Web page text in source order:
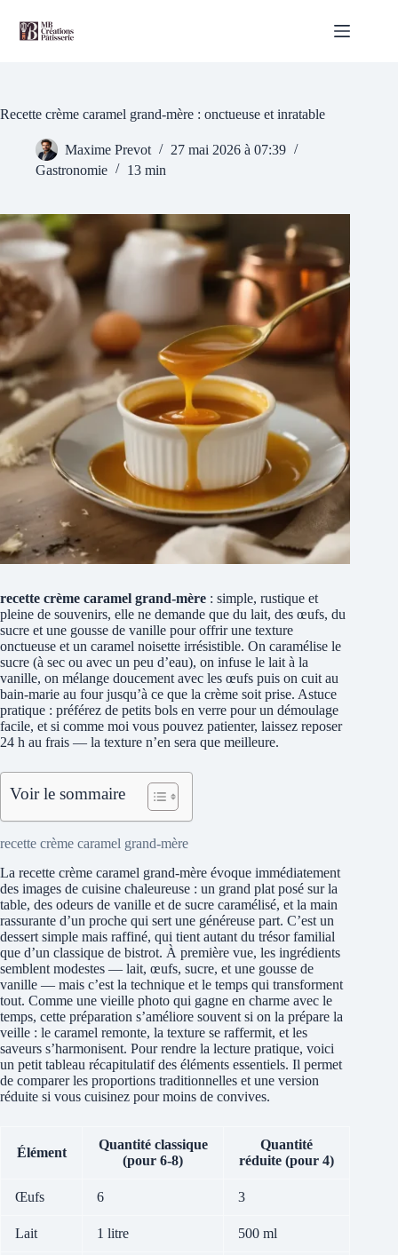
contenu
Recette crème caramel grand-mère : onctueuse et inratable
Maxime Prevot
27 mai 2026 à 07:39
Gastronomie
13 min
recette crème caramel grand-mère : simple, rustique et
pleine de souvenirs, elle ne demande que du lait, des œufs, du
sucre et une gousse de vanille pour offrir une texture
onctueuse et un caramel noisette irrésistible. On caramélise le
sucre (à sec ou avec un peu d’eau), on infuse le lait à la
vanille, on mélange doucement avec les œufs puis on cuit au
bain-marie au four jusqu’à ce que la crème soit prise. Astuce
pratique : préférez de petits bols en verre pour un démoulage
facile, et si comme moi vous pouvez patienter, laissez reposer
24 h au frais — la texture n’en sera que meilleure.
Voir le sommaire
recette crème caramel grand-mère
La recette crème caramel grand-mère évoque immédiatement
des images de cuisine chaleureuse : un grand plat posé sur la
table, des odeurs de vanille et de sucre caramélisé, et la main
rassurante d’un proche qui sert une généreuse part. C’est un
dessert simple mais raffiné, qui tient autant du trésor familial
que d’un classique de bistrot. À première vue, les ingrédients
semblent modestes — lait, œufs, sucre, et une gousse de
vanille — mais c’est la technique et le temps qui transforment
tout. Comme une vieille photo qui gagne en charme avec le
temps, cette préparation s’améliore souvent si on la prépare la
veille : le caramel remonte, la texture se raffermit, et les
saveurs s’harmonisent. Pour rendre la lecture pratique, voici
un petit tableau récapitulatif des éléments essentiels. Il permet
de comparer les proportions traditionnelles et une version
réduite si vous cuisinez pour moins de convives.
Élément
Quantité classique
(pour 6-8)
Quantité
réduite (pour 4)
Œufs 6 3
Lait 1 litre 500 ml